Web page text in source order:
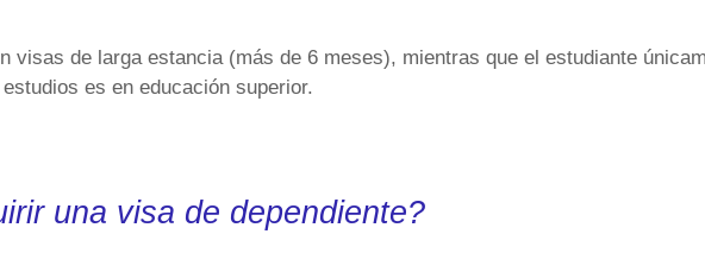
visas de larga estancia (más de 6 meses), mientras que el estudiante
es en educación superior.
una visa de dependiente?